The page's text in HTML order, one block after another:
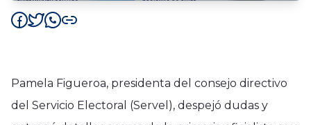
Pamela Figueroa, presidenta del consejo directivo
del Servicio Electoral (Servel), despejó dudas y